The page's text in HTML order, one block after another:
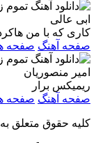
ابی عالی
کاری که با من
صفحه آهنگ صفحه
امیر منصوریان
ریمیکس برار
صفحه آهنگ صفحه
کلیه حقوق متعلق